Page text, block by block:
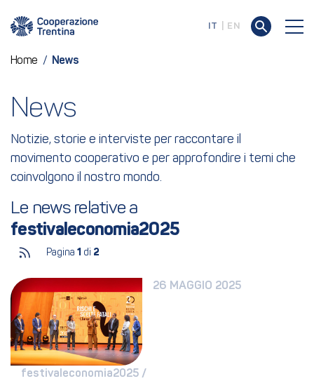
IT EN
Home / News
News
Notizie, storie e interviste per raccontare il
movimento cooperativo e per approfondire i temi che
coinvolgono il nostro mondo.
festivaleconomia2025
Pagina 1 di 2
26 MAGGIO 2025
festivaleconomia2025 /